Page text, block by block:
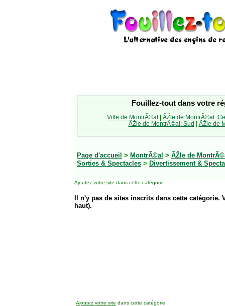
Fouillez-tout dans votre
Ville de MontrÃ©al | ÃŽle de MontrÃ©al:
ÃŽle de MontrÃ©al: Sud | ÃŽle de
Page d'accueil > MontrÃ©al > ÃŽle de
Sorties & Spectacles > Divertissement &
Ajoutez votre site dans cette catégorie
Il n'y pas de sites inscrits dans cette
haut).
Ajoutez votre site dans cette catégorie